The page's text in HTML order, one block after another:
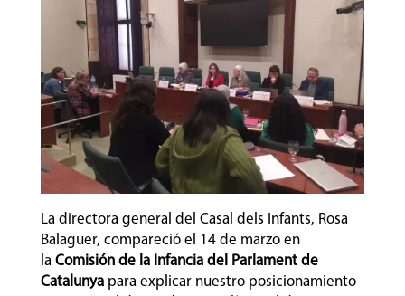
La directora general del Casal dels Infants, Rosa
Balaguer, compareció el 14 de marzo en
la Comisión de la Infancia del Parlament de
Catalunyapara explicar nuestro posicionamiento